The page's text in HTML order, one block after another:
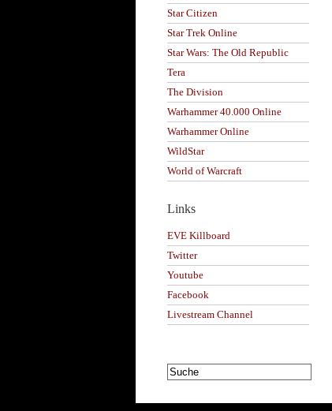
Star Citizen
Star Trek Online
Star Wars: The Old Republic
Tera
The Division
Warhammer 40.000 Online
Warhammer Online
WildStar
World of Warcraft
Links
EVE Killboard
Twitter
Youtube
Facebook
Livestream Channel